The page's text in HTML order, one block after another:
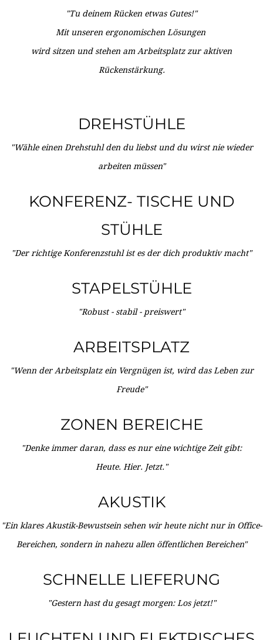
"Tu deinem Rücken etwas Gutes!"
Mit unseren ergonomischen Lösungen
wird sitzen und stehen am Arbeitsplatz zur aktiven
Rückenstärkung.
DREHSTÜHLE
"Wähle einen Drehstuhl den du liebst und du wirst nie wieder
arbeiten müssen"
KONFERENZ- TISCHE UND
STÜHLE
"Der richtige Konferenzstuhl ist es der dich produktiv macht"
STAPELSTÜHLE
"Robust - stabil - preiswert"
ARBEITSPLATZ
"Wenn der Arbeitsplatz ein Vergnügen ist, wird das Leben zur
Freude"
ZONEN BEREICHE
"Denke immer daran, dass es nur eine wichtige Zeit gibt:
Heute. Hier. Jetzt."
AKUSTIK
"Ein klares Akustik-Bewustsein sehen wir heute nicht nur in Office-
Bereichen, sondern in nahezu allen öffentlichen Bereichen"
SCHNELLE LIEFERUNG
"Gestern hast du gesagt morgen: Los jetzt!"